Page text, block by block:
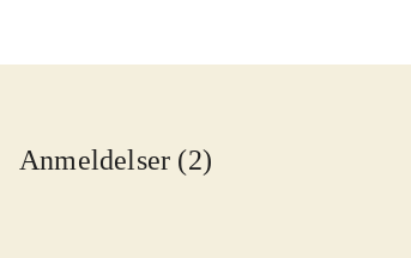
Anmeldelser (2)